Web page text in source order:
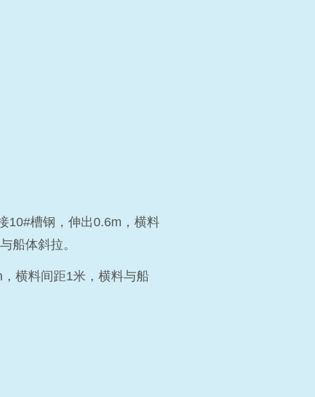
10#槽钢，伸出0.6m，横料
船体斜拉。
横料间距1米，横料与船